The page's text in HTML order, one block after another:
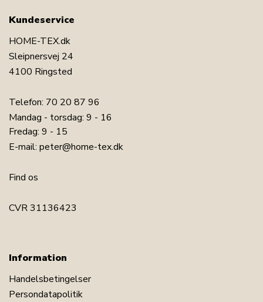
Kundeservice
HOME-TEX.dk
Sleipnersvej 24
4100 Ringsted
Telefon: 70 20 87 96
Mandag - torsdag: 9 - 16
Fredag: 9 - 15
E-mail: peter@home-tex.dk
Find os
CVR 31136423
Information
Handelsbetingelser
Persondatapolitik